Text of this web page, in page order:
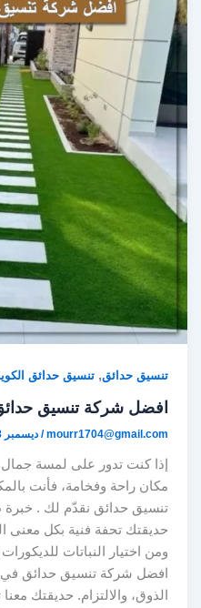
تنسيق حدائق,تنسيق حدائق
افضل شركة تنسيق
mourr1704@gmail.com
/ديسمبر 28, 2025
إذا كنت تدور على لمسة
مكان راحة وفخامة، فأنت
تنسيق حدائق نقدّم لك .
حديقتك تحفة فنية بكل معنى
ومن اختيار النباتات
افضل شركة تنسيق حدائق
الذوق، والالتزام. حديقتك